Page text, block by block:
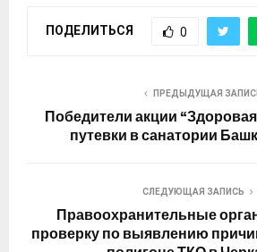
ПОДЕЛИТЬСЯ 0
ПРЕДЫДУЩАЯ
Победители акции
путевки в санатории
СЛЕДУЮЩАЯ ЗАПИСЬ
Правоохранительные
проверку по выявлению